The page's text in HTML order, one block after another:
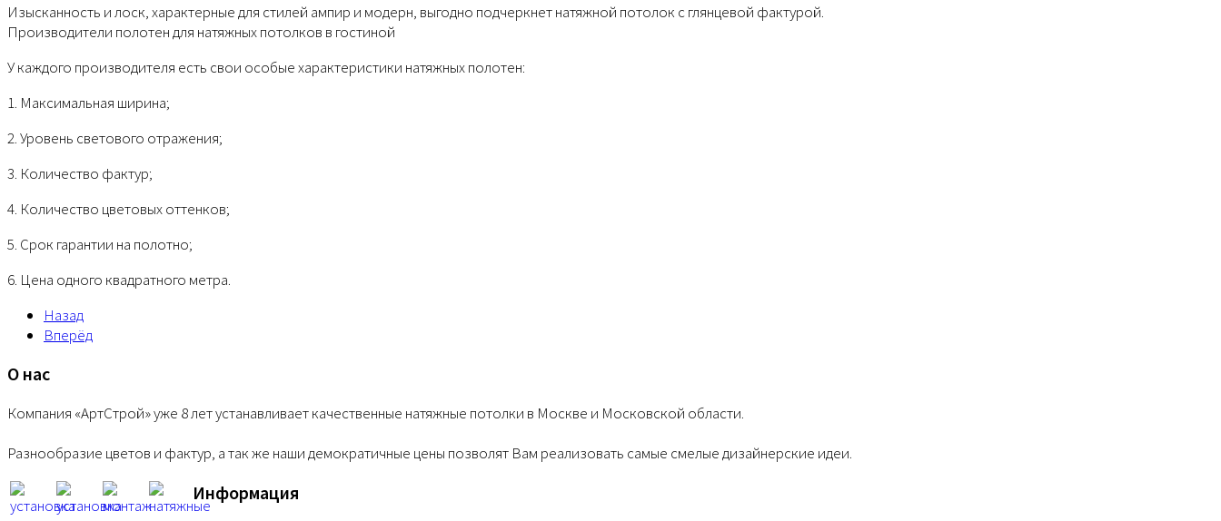
Изысканность и лоск, характерные для стилей ампир и модерн, выгодно подчеркнет натяжной потолок с глянцевой фактурой.
Производители полотен для натяжных потолков в гостиной
У каждого производителя есть свои особые характеристики натяжных полотен:
1. Максимальная ширина;
2. Уровень светового отражения;
3. Количество фактур;
4. Количество цветовых оттенков;
5. Срок гарантии на полотно;
6. Цена одного квадратного метра.
Назад
Вперёд
О нас
Компания «АртСтрой» уже 8 лет устанавливает качественные натяжные потолки в Москве и Московской области.
Разнообразие цветов и фактур, а так же наши демократичные цены позволят Вам реализовать самые смелые дизайнерские идеи.
Информация